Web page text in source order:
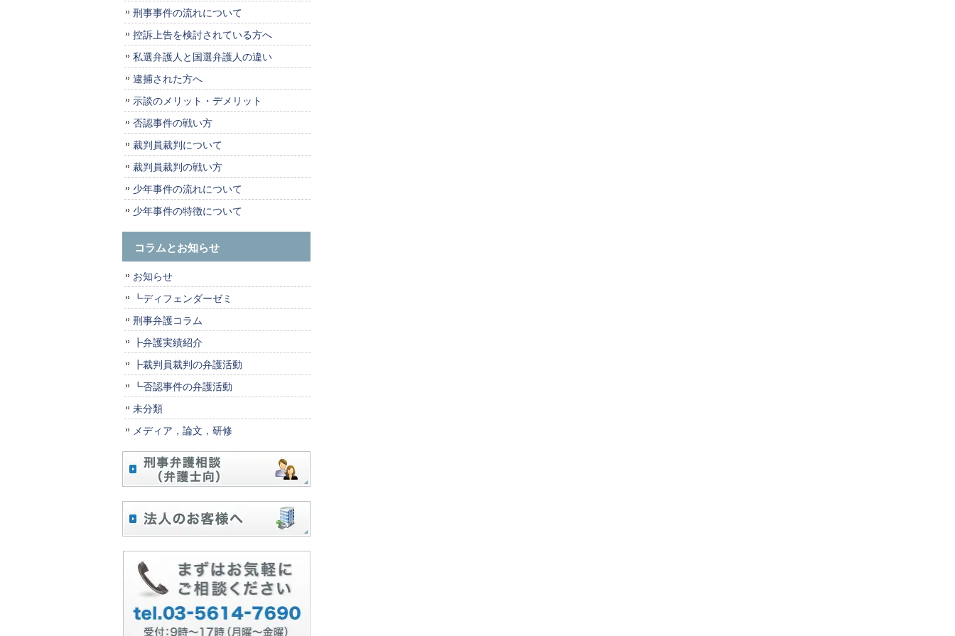
刑事事件の流れについて
控訴上告を検討されている方へ
私選弁護人と国選弁護人の違い
逮捕された方へ
示談のメリット・デメリット
否認事件の戦い方
裁判員裁判について
裁判員裁判の戦い方
少年事件の流れについて
少年事件の特徴について
コラムとお知らせ
お知らせ
┗ディフェンダーゼミ
刑事弁護コラム
┣弁護実績紹介
┣裁判員裁判の弁護活動
┗否認事件の弁護活動
未分類
メディア，論文，研修